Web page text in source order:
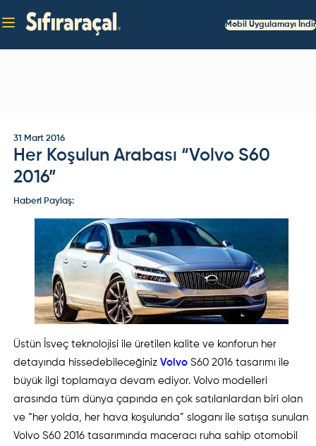
Mobil Uygulamayı İndir
31 Mart 2016
Her Koşulun Arabası “Volvo S60
2016”
Haberi Paylaş:
Üstün İsveç teknolojisi ile üretilen kalite ve konforun her
detayında hissedebileceğinizVolvo S60 2016 tasarımı ile
büyük ilgi toplamaya devam ediyor. Volvo modelleri
arasında tüm dünya çapında en çok satılanlardan biri olan
ve “her yolda, her hava koşulunda” sloganı ile satışa sunulan
Volvo S60 2016 tasarımında maceracı ruha sahip otomobil